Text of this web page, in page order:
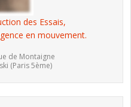
des Essais,
en mouvement.
de Montaigne
(Paris 5ème)